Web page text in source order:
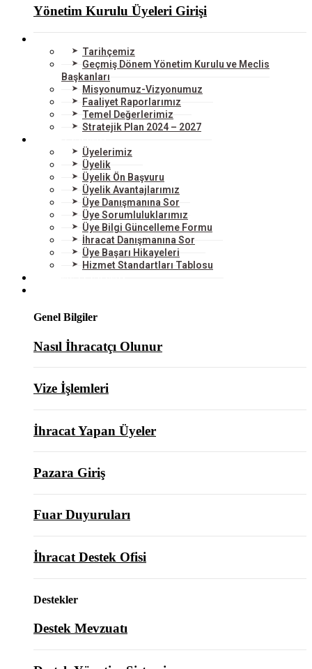
Yönetim Kurulu Üyeleri Girişi
Tarihçemiz
Geçmiş Dönem Yönetim Kurulu ve Meclis
Başkanları
Misyonumuz-Vizyonumuz
Faaliyet Raporlarımız
Temel Değerlerimiz
Stratejik Plan 2024 – 2027
Üyelerimiz
Üyelik
Üyelik Ön Başvuru
Üyelik Avantajlarımız
Üye Danışmanına Sor
Üye Sorumluluklarımız
Üye Bilgi Güncelleme Formu
İhracat Danışmanına Sor
Üye Başarı Hikayeleri
Hizmet Standartları Tablosu
Genel Bilgiler
Nasıl İhracatçı Olunur
Vize İşlemleri
İhracat Yapan Üyeler
Pazara Giriş
Fuar Duyuruları
İhracat Destek Ofisi
Destekler
Destek Mevzuatı